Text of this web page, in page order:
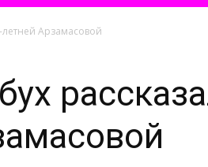
летней Арзамасовой